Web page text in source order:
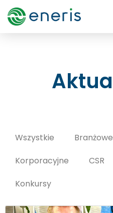
Wszystkie Branżowe
Korporacyjne
CSR
Konkursy